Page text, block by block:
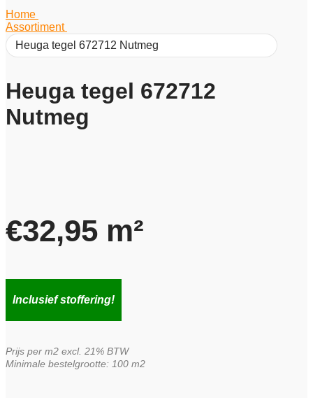
Home
Assortiment
Heuga tegel 672712 Nutmeg
Heuga tegel 672712
Nutmeg
€32,95 m²
Inclusief stoffering!
Prijs per m2 excl. 21% BTW
Minimale bestelgrootte: 100 m2